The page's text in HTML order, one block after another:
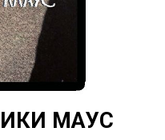
МАУС